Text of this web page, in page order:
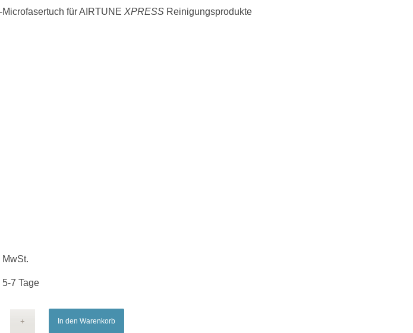
Microfasertuch für AIRTUNEXPRESS Reinigungsprodukte
MwSt.
5-7 Tage
In den Warenkorb